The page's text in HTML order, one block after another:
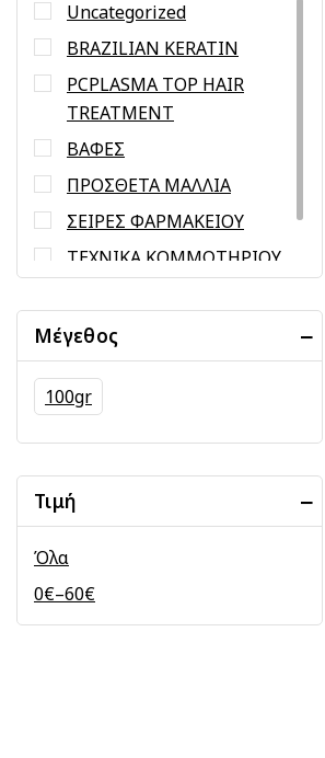
Uncategorized
BRAZILIAN KERATIN
PCPLASMA TOP HAIR
TREATMENT
ΒΑΦΕΣ
ΠΡΟΣΘΕΤΑ ΜΑΛΛΙΑ
ΣΕΙΡΕΣ ΦΑΡΜΑΚΕΙΟΥ
ΤΕΧΝΙΚΑ ΚΟΜΜΩΤΗΡΙΟΥ
Μέγεθος
100gr
Τιμή
Όλα
0€–60€